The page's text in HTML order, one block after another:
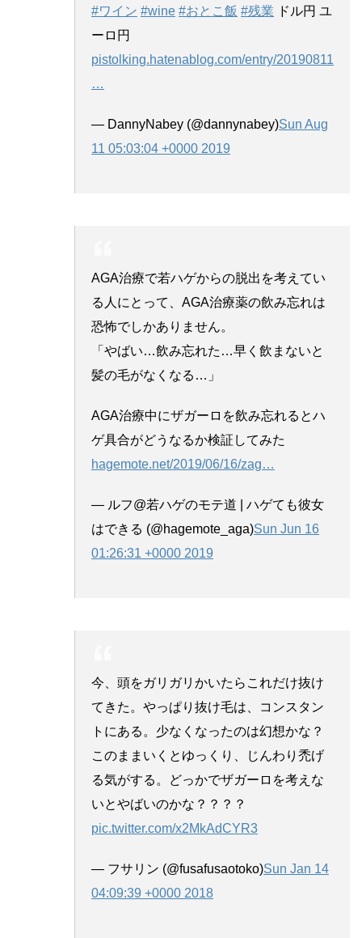
#ワイン #wine #おとこ飯 #残業 ドル円 ユ
ーロ円
pistolking.hatenablog.com/entry/20190811
…
— DannyNabey (@dannynabey)Sun Aug
11 05:03:04 +0000 2019
AGA治療で若ハゲからの脱出を考えてい
る人にとって、AGA治療薬の飲み忘れは
恐怖でしかありません。
「やばい…飲み忘れた…早く飲まないと
髪の毛がなくなる…」
AGA治療中にザガーロを飲み忘れるとハ
ゲ具合がどうなるか検証してみた
hagemote.net/2019/06/16/zag…
— ルフ@若ハゲのモテ道 | ハゲても彼女
はできる (@hagemote_aga)Sun Jun 16
01:26:31 +0000 2019
今、頭をガリガリかいたらこれだけ抜け
てきた。やっぱり抜け毛は、コンスタン
トにある。少なくなったのは幻想かな？
このままいくとゆっくり、じんわり禿げ
る気がする。どっかでザガーロを考えな
いとやばいのかな？？？？
pic.twitter.com/x2MkAdCYR3
— フサリン (@fusafusaotoko)Sun Jan 14
04:09:39 +0000 2018